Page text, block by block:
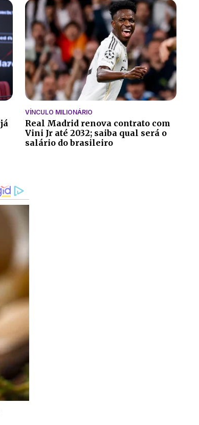
VÍNCULO MILIONÁRIO
Real Madrid renova contrato com
Vini Jr até 2032; saiba qual será o
salário do brasileiro